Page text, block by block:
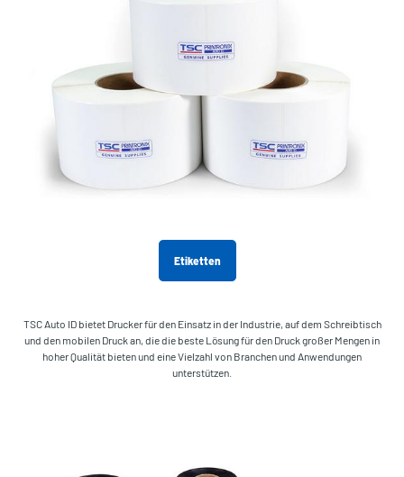
Etiketten
TSC Auto ID bietet Drucker für den Einsatz in der Industrie, auf dem Schreibtisch
und den mobilen Druck an, die die beste Lösung für den Druck großer Mengen in
hoher Qualität bieten und eine Vielzahl von Branchen und Anwendungen
unterstützen.